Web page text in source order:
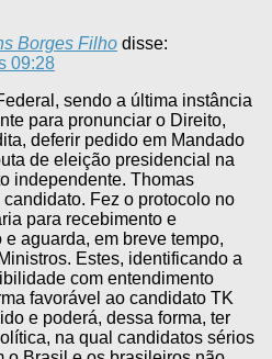
Borges Filho disse:
09:28
sendo a última instância
para pronunciar o Direito,
deferir pedido em Mandado
de eleição presidencial na
independente. Thomas
Fez o protocolo no
para recebimento e
aguarda, em breve tempo,
Estes, identificando a
com entendimento
favorável ao candidato TK
e poderá, dessa forma, ter
na qual candidatos sérios